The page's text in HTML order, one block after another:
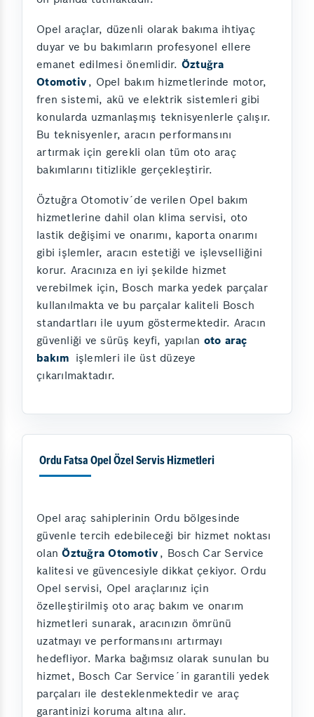
Opel araçlar, düzenli olarak bakıma ihtiyaç
duyar ve bu bakımların profesyonel ellere
emanet edilmesi önemlidir. Öztuğra
Otomotiv , Opel bakım hizmetlerinde motor,
fren sistemi, akü ve elektrik sistemleri gibi
konularda uzmanlaşmış teknisyenlerle çalışır.
Bu teknisyenler, aracın performansını
artırmak için gerekli olan tüm oto araç
bakımlarını titizlikle gerçekleştirir.
Öztuğra Otomotiv´de verilen Opel bakım
hizmetlerine dahil olan klima servisi, oto
lastik değişimi ve onarımı, kaporta onarımı
gibi işlemler, aracın estetiği ve işlevselliğini
korur. Aracınıza en iyi şekilde hizmet
verebilmek için, Bosch marka yedek parçalar
kullanılmakta ve bu parçalar kaliteli Bosch
standartları ile uyum göstermektedir. Aracın
güvenliği ve sürüş keyfi, yapılan oto araç
bakım işlemleri ile üst düzeye
çıkarılmaktadır.
Ordu Fatsa Opel Özel Servis Hizmetleri
Opel araç sahiplerinin Ordu bölgesinde
güvenle tercih edebileceği bir hizmet noktası
olanÖztuğra Otomotiv , Bosch Car Service
kalitesi ve güvencesiyle dikkat çekiyor. Ordu
Opel servisi, Opel araçlarınız için
özelleştirilmiş oto araç bakım ve onarım
hizmetleri sunarak, aracınızın ömrünü
uzatmayı ve performansını artırmayı
hedefliyor. Marka bağımsız olarak sunulan bu
hizmet, Bosch Car Service´in garantili yedek
parçaları ile desteklenmektedir ve araç
garantinizi koruma altına alır.